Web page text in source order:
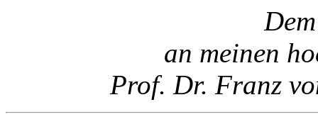
an meinen
Prof. Dr. Franz